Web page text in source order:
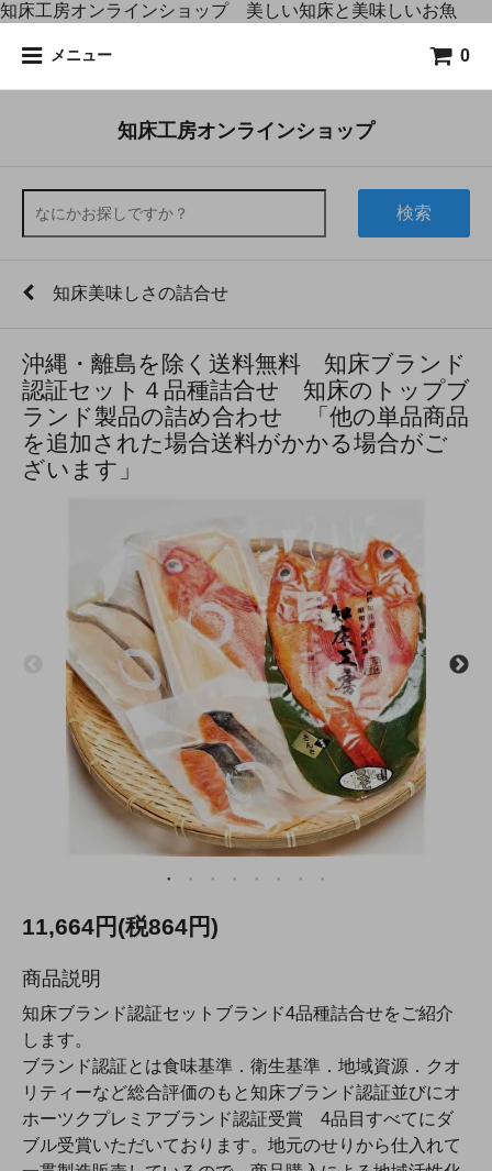
知床工房オンラインショップ 美しい知床と美味しいお魚
メニュー 0
知床工房オンラインショップ
検索
知床美味しさの詰合せ
沖縄・離島を除く送料無料 知床ブランド
認証セット４品種詰合せ 知床のトップブ
ランド製品の詰め合わせ 「他の単品商品
を追加された場合送料がかかる場合がご
ざいます」
11,664円(税864円)
商品説明
知床ブランド認証セットブランド4品種詰合せをご紹介
します。
ブランド認証とは食味基準．衛生基準．地域資源．クオ
リティーなど総合評価のもと知床ブランド認証並びにオ
ホーツクプレミアブランド認証受賞 4品目すべてにダ
ブル受賞いただいております。地元のせりから仕入れて